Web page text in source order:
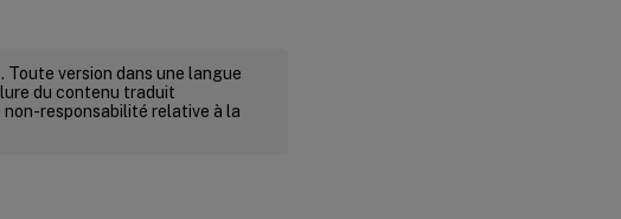
version dans une langue
du contenu traduit
responsabilité relative à la